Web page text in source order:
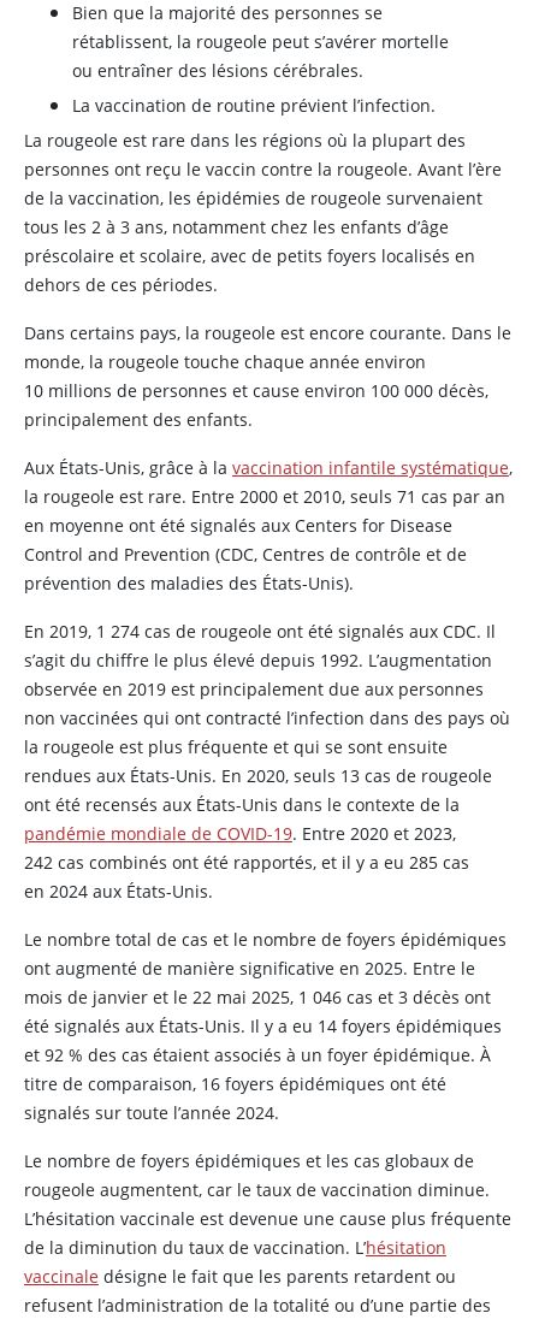
Bien que la majorité des personnes se
rétablissent, la rougeole peut s’avérer mortelle
ou entraîner des lésions cérébrales.
La vaccination de routine prévient l’infection.
La rougeole est rare dans les régions où la plupart des
personnes ont reçu le vaccin contre la rougeole. Avant l’ère
de la vaccination, les épidémies de rougeole survenaient
tous les 2 à 3 ans, notamment chez les enfants d’âge
préscolaire et scolaire, avec de petits foyers localisés en
dehors de ces périodes.
Dans certains pays, la rougeole est encore courante. Dans le
monde, la rougeole touche chaque année environ
10 millions de personnes et cause environ 100 000 décès,
principalement des enfants.
Aux États-Unis, grâce à la vaccination infantile systématique,
la rougeole est rare. Entre 2000 et 2010, seuls 71 cas par an
en moyenne ont été signalés aux Centers for Disease
Control and Prevention (CDC, Centres de contrôle et de
prévention des maladies des États-Unis).
En 2019, 1 274 cas de rougeole ont été signalés aux CDC. Il
s’agit du chiffre le plus élevé depuis 1992. L’augmentation
observée en 2019 est principalement due aux personnes
non vaccinées qui ont contracté l’infection dans des pays où
la rougeole est plus fréquente et qui se sont ensuite
rendues aux États-Unis. En 2020, seuls 13 cas de rougeole
ont été recensés aux États-Unis dans le contexte de la
pandémie mondiale de COVID-19. Entre 2020 et 2023,
242 cas combinés ont été rapportés, et il y a eu 285 cas
en 2024 aux États-Unis.
Le nombre total de cas et le nombre de foyers épidémiques
ont augmenté de manière significative en 2025. Entre le
mois de janvier et le 22 mai 2025, 1 046 cas et 3 décès ont
été signalés aux États-Unis. Il y a eu 14 foyers épidémiques
et 92 % des cas étaient associés à un foyer épidémique. À
titre de comparaison, 16 foyers épidémiques ont été
signalés sur toute l’année 2024.
Le nombre de foyers épidémiques et les cas globaux de
rougeole augmentent, car le taux de vaccination diminue.
L’hésitation vaccinale est devenue une cause plus fréquente
de la diminution du taux de vaccination. L’hésitation
vaccinale désigne le fait que les parents retardent ou
refusent l’administration de la totalité ou d’une partie des